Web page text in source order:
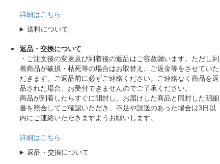
詳細はこちら
送料について
返品・交換について
・ご注文後の変更及び到着後の返品はご容赦願います。ただし到
着商品が破損・枯死等の場合はお取替え、ご返金等をさせていた
だきます。ご返品前に必ずご連絡ください。ご連絡なく商品を返
品された場合、お受付できませんのでご了承ください。
商品が到着したらすぐに開封し、お届けした商品と同封した明細
書を照合してご確認いただき、不足や誤送のあった場合は3日以
内にご連絡いただきますようお願いします。
詳細はこちら
返品・交換について